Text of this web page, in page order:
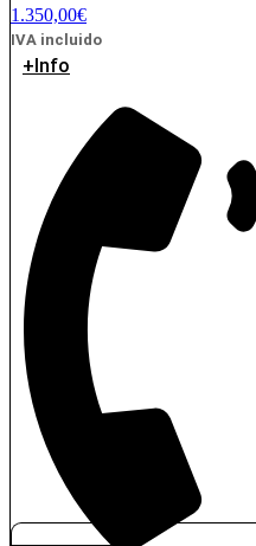
1.350,00€
IVA incluido
+Info